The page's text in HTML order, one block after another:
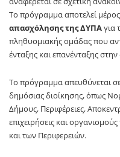
Το πρόγραμμα αποτελεί μέρος
απασχόλησης της ΔΥΠΑγια
πληθυσμιακής ομάδας που
ένταξης και επανένταξης
Το πρόγραμμα απευθύνεται
δημόσιας διοίκησης, όπως
Δήμους, Περιφέρειες,
επιχειρήσεις και
και των Περιφερειών.